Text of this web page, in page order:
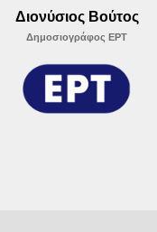
Διονύσιος Βούτος
Δημοσιογράφος ΕΡΤ